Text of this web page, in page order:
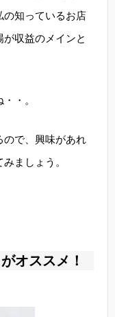
の知っているお店
収益のメインと
・。
ので、興味があれ
ましょう。
オススメ！